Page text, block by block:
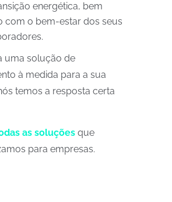
energética, bem
com o bem-estar dos seus
uma solução de
à medida para a sua
temos a resposta certa
as soluções que
para empresas.